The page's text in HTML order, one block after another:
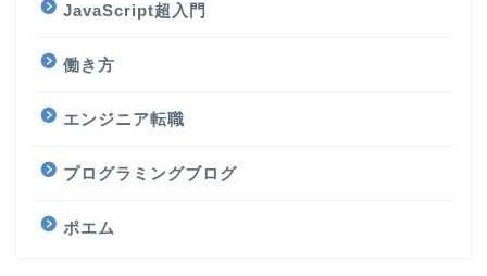
JavaScript超入門
働き方
エンジニア転職
プログラミングブログ
ポエム